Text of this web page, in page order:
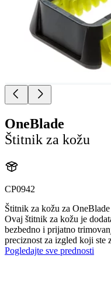
OneBlade
Štitnik za kožu
CP0942
Štitnik za kožu za OneBlade
Ovaj štitnik za kožu je
bezbedno i prijatno
preciznost za izgled koji ste
Pogledajte sve prednosti